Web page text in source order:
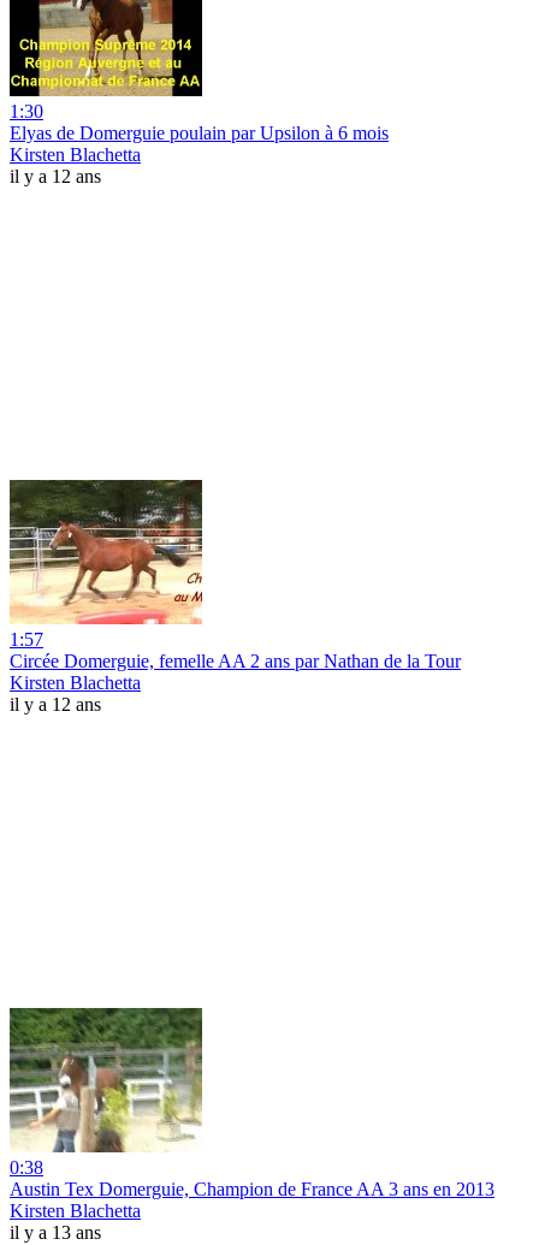
1:30
Elyas de Domerguie poulain par Upsilon à 6 mois
Kirsten Blachetta
il y a 12 ans
1:57
Circée Domerguie, femelle AA 2 ans par Nathan de la Tour
Kirsten Blachetta
il y a 12 ans
0:38
Austin Tex Domerguie, Champion de France AA 3 ans en 2013
Kirsten Blachetta
il y a 13 ans